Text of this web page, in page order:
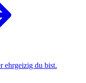
ehrgeizig du bist.